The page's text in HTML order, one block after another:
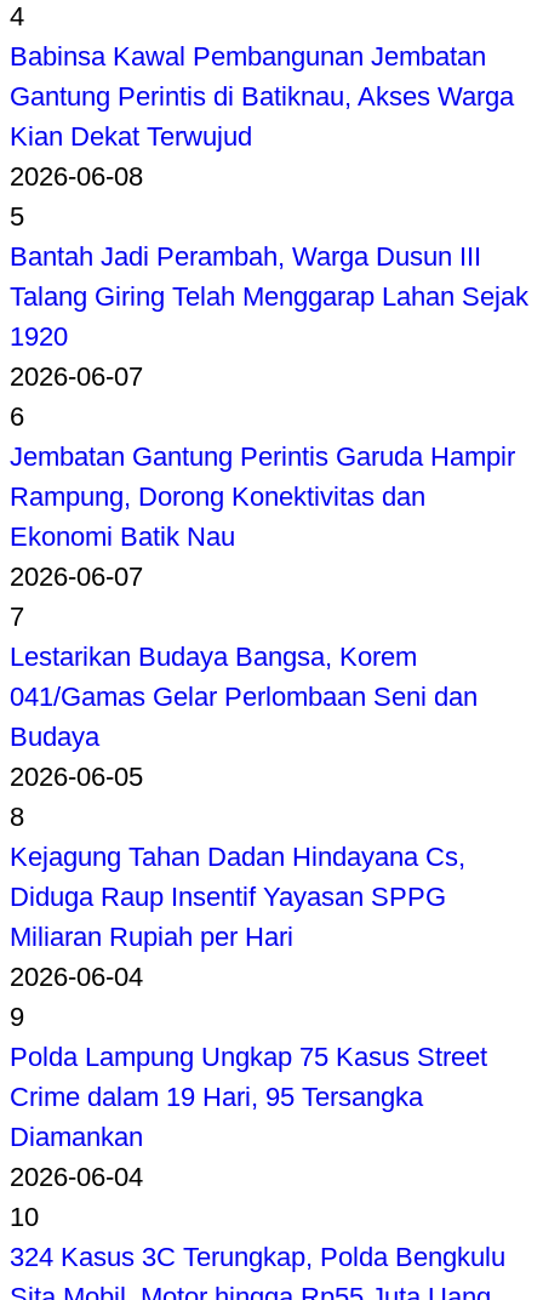
4
Babinsa Kawal Pembangunan Jembatan
Gantung Perintis di Batiknau, Akses Warga
Kian Dekat Terwujud
2026-06-08
5
Bantah Jadi Perambah, Warga Dusun III
Talang Giring Telah Menggarap Lahan Sejak
1920
2026-06-07
6
Jembatan Gantung Perintis Garuda Hampir
Rampung, Dorong Konektivitas dan
Ekonomi Batik Nau
2026-06-07
7
Lestarikan Budaya Bangsa, Korem
041/Gamas Gelar Perlombaan Seni dan
Budaya
2026-06-05
8
Kejagung Tahan Dadan Hindayana Cs,
Diduga Raup Insentif Yayasan SPPG
Miliaran Rupiah per Hari
2026-06-04
9
Polda Lampung Ungkap 75 Kasus Street
Crime dalam 19 Hari, 95 Tersangka
Diamankan
2026-06-04
10
324 Kasus 3C Terungkap, Polda Bengkulu